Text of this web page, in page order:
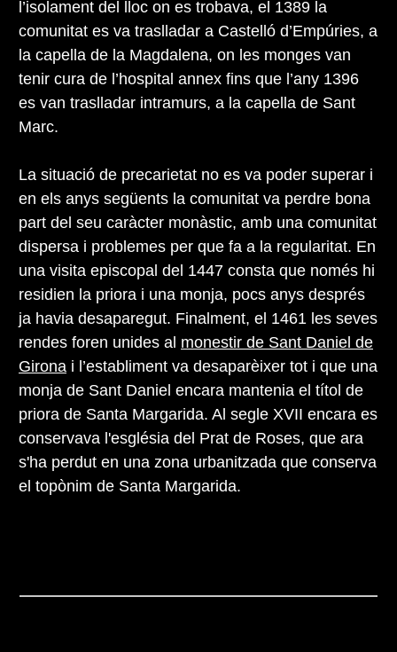
l’isolament del lloc on es trobava, el 1389 la
comunitat es va traslladar a Castelló d’Empúries, a
la capella de la Magdalena, on les monges van
tenir cura de l’hospital annex fins que l’any 1396
es van traslladar intramurs, a la capella de Sant
Marc.
La situació de precarietat no es va poder superar i
en els anys següents la comunitat va perdre bona
part del seu caràcter monàstic, amb una comunitat
dispersa i problemes per que fa a la regularitat. En
una visita episcopal del 1447 consta que només hi
residien la priora i una monja, pocs anys després
ja havia desaparegut. Finalment, el 1461 les seves
rendes foren unides al monestir de Sant Daniel de
Girona i l’establiment va desaparèixer tot i que una
monja de Sant Daniel encara mantenia el títol de
priora de Santa Margarida. Al segle XVII encara es
conservava l'església del Prat de Roses, que ara
s'ha perdut en una zona urbanitzada que conserva
el topònim de Santa Margarida.